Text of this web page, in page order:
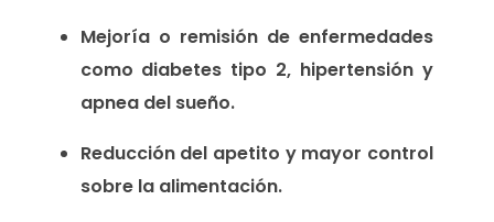
Mejoría o remisión de enfermedades
como diabetes tipo 2, hipertensión y
apnea del sueño.
Reducción del apetito y mayor control
sobre la alimentación.